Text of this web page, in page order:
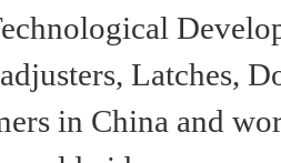
Latches,
in China and